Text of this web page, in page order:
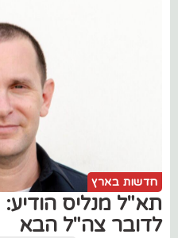
חדשות בארץ
‏תא"ל מנליס הודיע:
לדובר צה"ל הבא